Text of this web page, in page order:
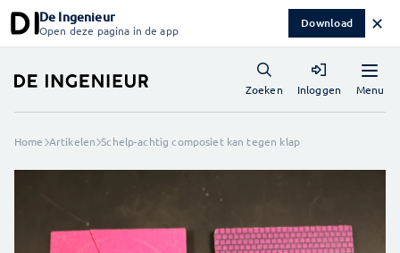
De Ingenieur
Open deze pagina in de app Download ✕
Menu
Zoeken Inloggen
Home Artikelen Schelp-achtig composiet kan tegen klap